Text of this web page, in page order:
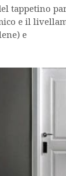
tappetino
e il
e